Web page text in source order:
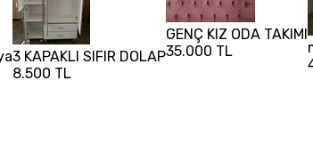
3 KAPAKLI SIFIR DOLAP
8.500 TL
GENÇ KIZ ODA TAKIMI
35.000 TL